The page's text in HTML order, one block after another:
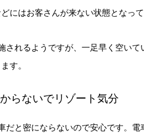
にはお客さんが来ない状態となっ
されるようですが、一足早く空い
す。
らないでリゾート気分
だと密にならないので安心です。